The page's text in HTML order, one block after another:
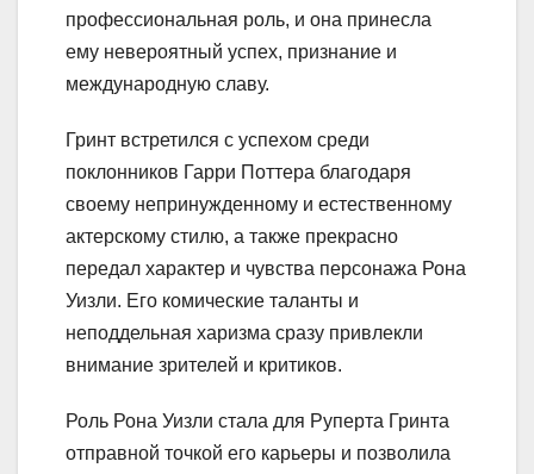
профессиональная роль, и она принесла
ему невероятный успех, признание и
международную славу.
Гринт встретился с успехом среди
поклонников Гарри Поттера благодаря
своему непринужденному и естественному
актерскому стилю, а также прекрасно
передал характер и чувства персонажа Рона
Уизли. Его комические таланты и
неподдельная харизма сразу привлекли
внимание зрителей и критиков.
Роль Рона Уизли стала для Руперта Гринта
отправной точкой его карьеры и позволила